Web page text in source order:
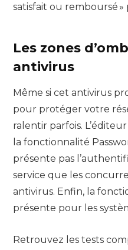
satisfait ou remboursé
Les zones
antivirus
Même si cet antivirus
pour protéger votre
ralentir parfois.
la fonctionnalité
présente pas
service que les
antivirus. Enfin, la
présente pour les
Retrouvez les tests